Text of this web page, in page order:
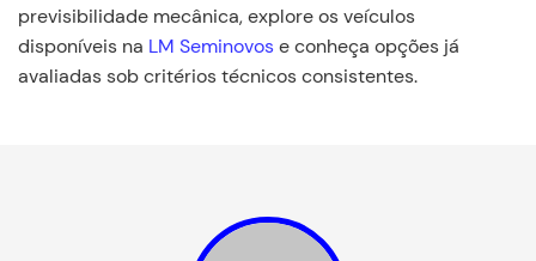
previsibilidade mecânica, explore os veículos
disponíveis na LM Seminovose conheça opções já
avaliadas sob critérios técnicos consistentes.